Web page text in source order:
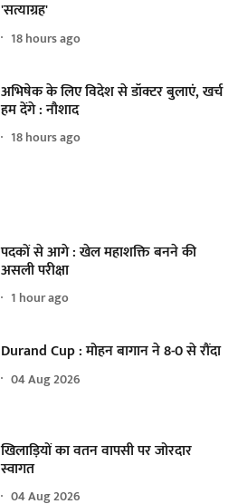
'सत्याग्रह'
18 hours ago
अभिषेक के लिए विदेश से डॉक्टर बुलाएं, खर्च
हम देंगे : नौशाद
18 hours ago
पदकों से आगे : खेल महाशक्ति बनने की
असली परीक्षा
1 hour ago
Durand Cup : मोहन बागान ने 8-0 से रौंदा
04 Aug 2026
खिलाड़ियों का वतन वापसी पर जोरदार
स्वागत
04 Aug 2026